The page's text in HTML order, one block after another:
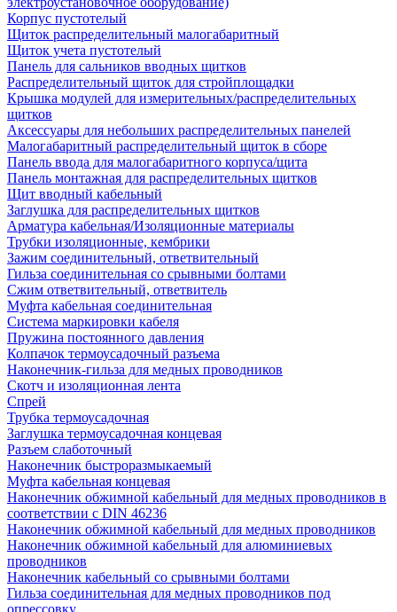
Корпус пустотелый
Щиток распределительный малогабаритный
Щиток учета пустотелый
Панель для сальников вводных щитков
Распределительный щиток для стройплощадки
Крышка модулей для измерительных/распределительных
щитков
Аксессуары для небольших распределительных панелей
Малогабаритный распределительный щиток в сборе
Панель ввода для малогабаритного корпуса/щита
Панель монтажная для распределительных щитков
Щит вводный кабельный
Заглушка для распределительных щитков
Арматура кабельная/Изоляционные материалы
Трубки изоляционные, кембрики
Зажим соединительный, ответвительный
Гильза соединительная со срывными болтами
Сжим ответвительный, ответвитель
Муфта кабельная соединительная
Система маркировки кабеля
Пружина постоянного давления
Колпачок термоусадочный разъема
Наконечник-гильза для медных проводников
Скотч и изоляционная лента
Спрей
Трубка термоусадочная
Заглушка термоусадочная концевая
Разъем слаботочный
Наконечник быстроразмыкаемый
Муфта кабельная концевая
Наконечник обжимной кабельный для медных проводников в
соответствии с DIN 46236
Наконечник обжимной кабельный для медных проводников
Наконечник обжимной кабельный для алюминиевых
проводников
Наконечник кабельный со срывными болтами
Гильза соединительная для медных проводников под
опрессовку